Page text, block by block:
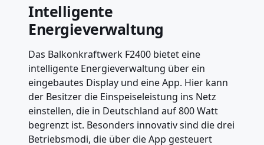
Intelligente
Energieverwaltung
Das Balkonkraftwerk F2400 bietet eine
intelligente Energieverwaltung über ein
eingebautes Display und eine App. Hier kann
der Besitzer die Einspeiseleistung ins Netz
einstellen, die in Deutschland auf 800 Watt
begrenzt ist. Besonders innovativ sind die drei
Betriebsmodi, die über die App gesteuert